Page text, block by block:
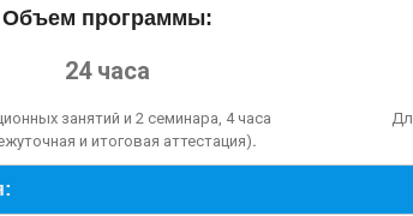
Объем программы:
24 часа
занятий и 2 семинара, 4 часа
и итоговая аттестация).